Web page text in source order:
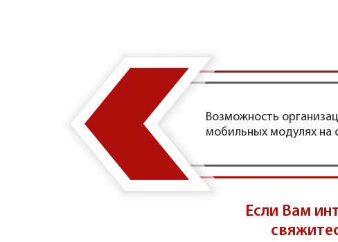
Возможность
мобильных модулях на
Если Вам